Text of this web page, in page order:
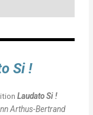
Si !
Laudato Si !
Arthus-Bertrand